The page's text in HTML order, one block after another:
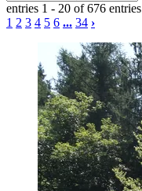
entries 1 - 20 of 676 entries
1 2 3 4 5 6 ... 34 ›